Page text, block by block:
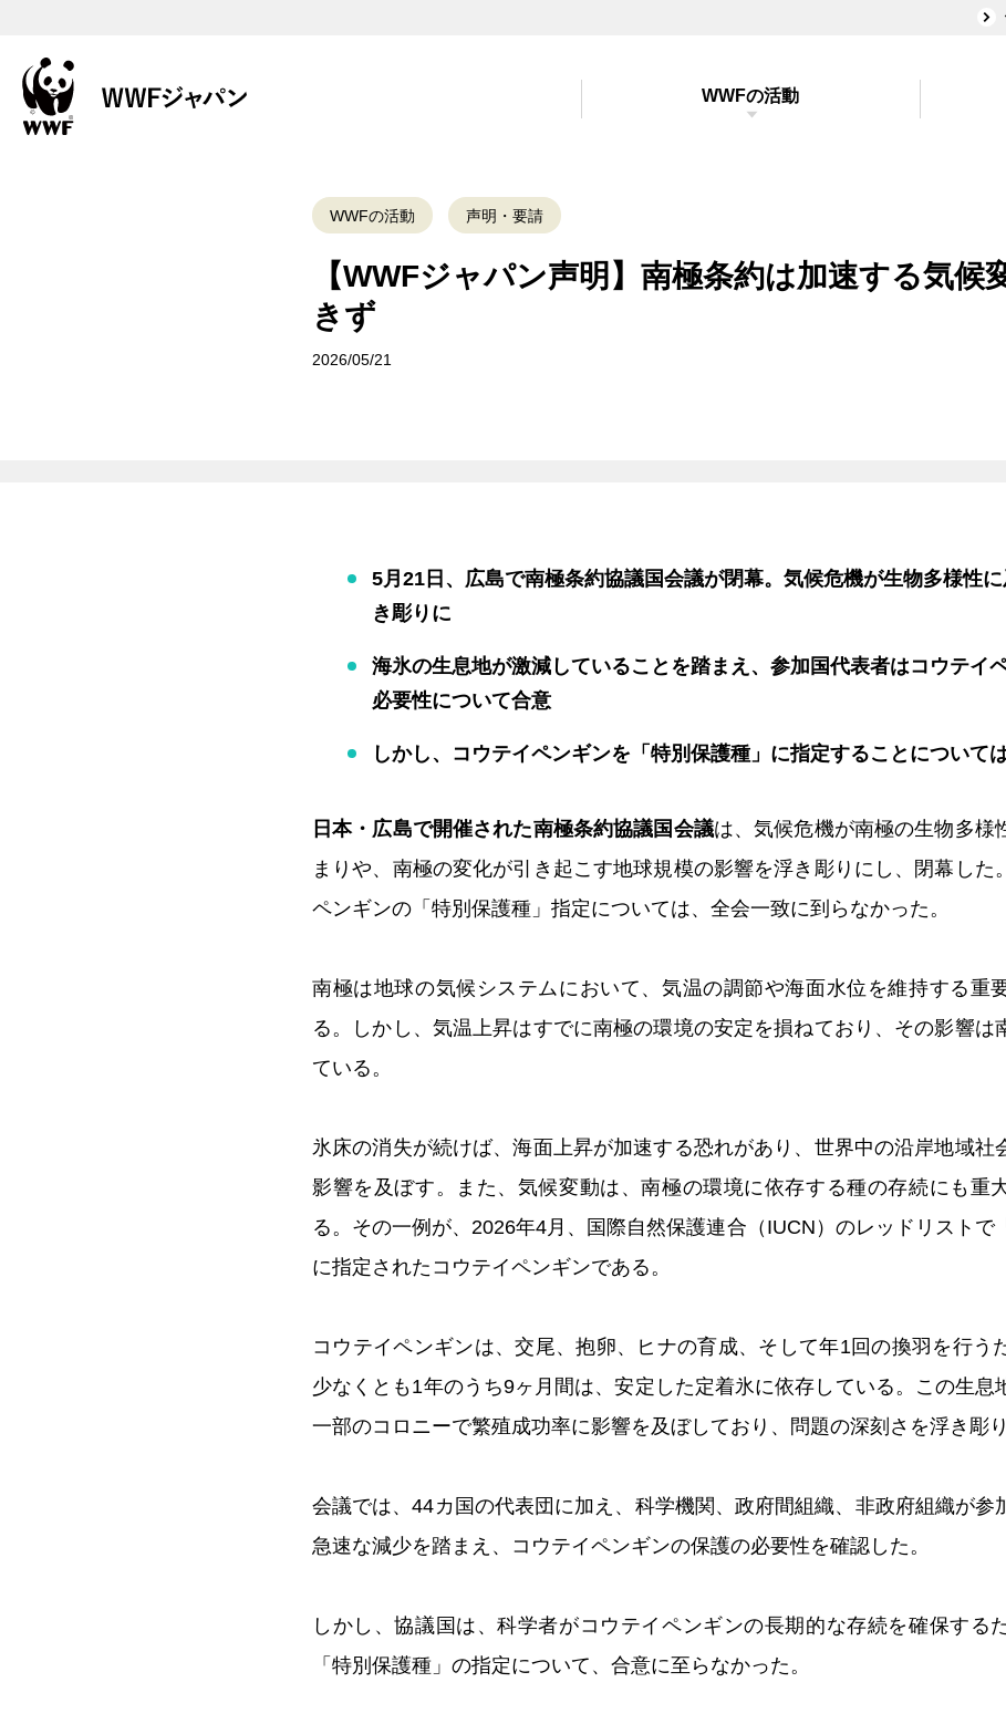
WWFの活動
WWFの活動 声明・要請
【WWFジャパン声明】南極条約は加速する気候
きず
2026/05/21
5月21日、広島で南極条約協議国会議が閉幕。気候危機が生物多様性
き彫りに
海氷の生息地が激減していることを踏まえ、参加国代表者はコウテイ
必要性について合意
しかし、コウテイペンギンを「特別保護種」に指定することについて
日本・広島で開催された南極条約協議国会議は、気候危機が南極の生物多様
まりや、南極の変化が引き起こす地球規模の影響を浮き彫りにし、閉幕した
ペンギンの「特別保護種」指定については、全会一致に到らなかった。
南極は地球の気候システムにおいて、気温の調節や海面水位を維持する重
る。しかし、気温上昇はすでに南極の環境の安定を損ねており、その影響は
ている。
氷床の消失が続けば、海面上昇が加速する恐れがあり、世界中の沿岸地域社
影響を及ぼす。また、気候変動は、南極の環境に依存する種の存続にも重
る。その一例が、2026年4月、国際自然保護連合（IUCN）のレッドリストで
に指定されたコウテイペンギンである。
コウテイペンギンは、交尾、抱卵、ヒナの育成、そして年1回の換羽を行う
少なくとも1年のうち9ヶ月間は、安定した定着氷に依存している。この生息
一部のコロニーで繁殖成功率に影響を及ぼしており、問題の深刻さを浮き彫
会議では、44カ国の代表団に加え、科学機関、政府間組織、非政府組織が参
急速な減少を踏まえ、コウテイペンギンの保護の必要性を確認した。
しかし、協議国は、科学者がコウテイペンギンの長期的な存続を確保する
「特別保護種」の指定について、合意に至らなかった。